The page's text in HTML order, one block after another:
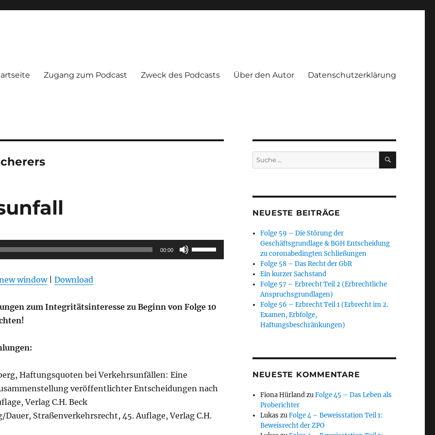
Zugang zum Podcast Zweck des Podcasts Über den Autor Datenschutzerklärung
00:00
Pfeiltasten
Hoch/Runter
Lautstärke
window| Download
zum Integritätsinteresse zu Beginn von Folge 10
Haftungsquoten bei Verkehrsunfällen: Eine
veröffentlichter Entscheidungen nach
Verlag C.H. Beck
Straßenverkehrsrecht, 45. Auflage, Verlag C.H.
Suche
nach:
SUCHEN
NEUESTE BEITRÄGE
Folge 59 – Die Störung der
Geschäftsgrundlage & BGH Entscheidung
zu coronabedingten Schließungen
Folge 58 – Das Recht der GbR
Ein kurzer Sachstand
Folge 57 – Erbrecht Teil 2 (Erbrechtliche
Anspruchsgrundlagen)
Folge 56 – Erbrecht Teil 1 (Erbrecht im 2.
Examen, Erbfolge,
Haftungsbeschränkungen)
NEUESTE KOMMENTARE
Fiona HürlandzuFolge 45 – Das Leben als
Proberichter
Lukas zuFolge 4 – Beweisstation Teil 1:
Beweisrecht der ZPO